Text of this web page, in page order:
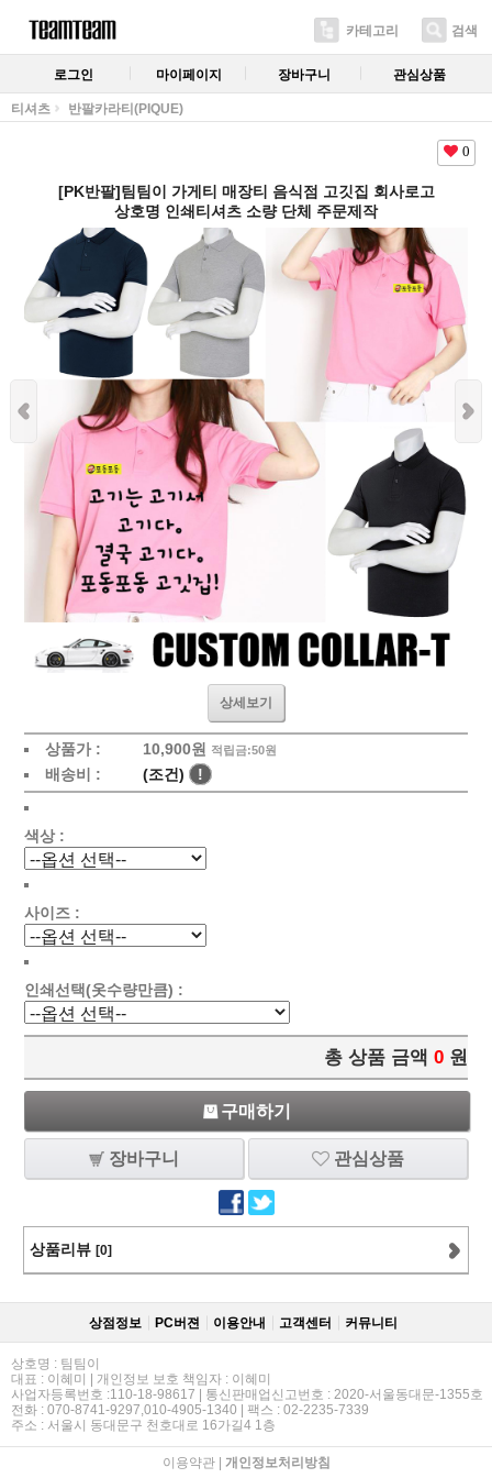
카테고리 검색
로그인 마이페이지 장바구니 관심상품
티셔츠 반팔카라티(PIQUE)
0
[PK반팔]팀팀이 가게티 매장티 음식점 고깃집 회사로고
상호명 인쇄티셔츠 소량 단체 주문제작
상세보기
상품가 : 10,900원 적립금:50원
배송비 : (조건) !
색상 :
사이즈 :
인쇄선택(옷수량만큼) :
총 상품 금액 0 원
구매하기
장바구니 관심상품
상품리뷰 [0]
상점정보 PC버젼 이용안내 고객센터 커뮤니티
상호명 : 팀팀이
대표 : 이혜미 | 개인정보 보호 책임자 : 이혜미
사업자등록번호 :110-18-98617 | 통신판매업신고번호 : 2020-서울동대문-1355호
전화 : 070-8741-9297,010-4905-1340 | 팩스 : 02-2235-7339
주소 : 서울시 동대문구 천호대로 16가길4 1층
이용약관| 개인정보처리방침